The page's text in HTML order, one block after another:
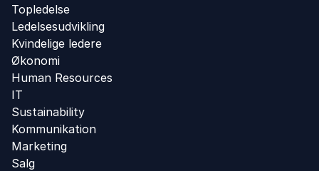
Topledelse
Ledelsesudvikling
Kvindelige ledere
Økonomi
Human Resources
IT
Sustainability
Kommunikation
Marketing
Salg